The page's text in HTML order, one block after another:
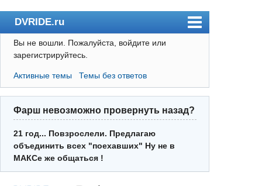
DVRIDE.ru
Форум
Пользователи
Правила
Поиск
Регистрация
Вход
Вы не вошли. Пожалуйста, войдите или
зарегистрируйтесь.
Активные темы Темы без ответов
Фарш невозможно провернуть назад?
21 год... Повзрослели. Предлагаю
объединить всех "поехавших" Ну не в
МАКСе же общаться !